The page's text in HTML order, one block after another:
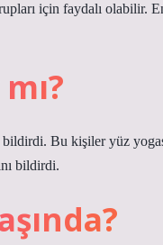
için faydalı olabilir.
bildirdi. Bu kişiler yüz
bildirdi.